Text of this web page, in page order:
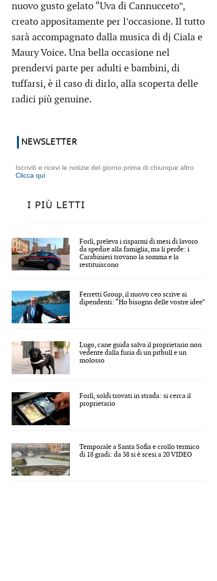
nuovo gusto gelato “Uva di Cannucceto”,
creato appositamente per l’occasione. Il tutto
sarà accompagnato dalla musica di dj Ciala e
Maury Voice. Una bella occasione nel
prendervi parte per adulti e bambini, di
tuffarsi, è il caso di dirlo, alla scoperta delle
radici più genuine.
NEWSLETTER
Iscriviti e ricevi le notizie del giorno prima di chiunque altro
Clicca qui
I PIÙ LETTI
Forlì, preleva i risparmi di mesi di lavoro
da spedire alla famiglia, ma li perde: i
Carabinieri trovano la somma e la
restituiscono
Ferretti Group, il nuovo ceo scrive ai
dipendenti: “Ho bisogno delle vostre idee”
Lugo, cane guida salva il proprietario non
vedente dalla furia di un pitbull e un
molosso
Forlì, soldi trovati in strada: si cerca il
proprietario
Temporale a Santa Sofia e crollo termico
di 18 gradi: da 38 si è scesi a 20 VIDEO